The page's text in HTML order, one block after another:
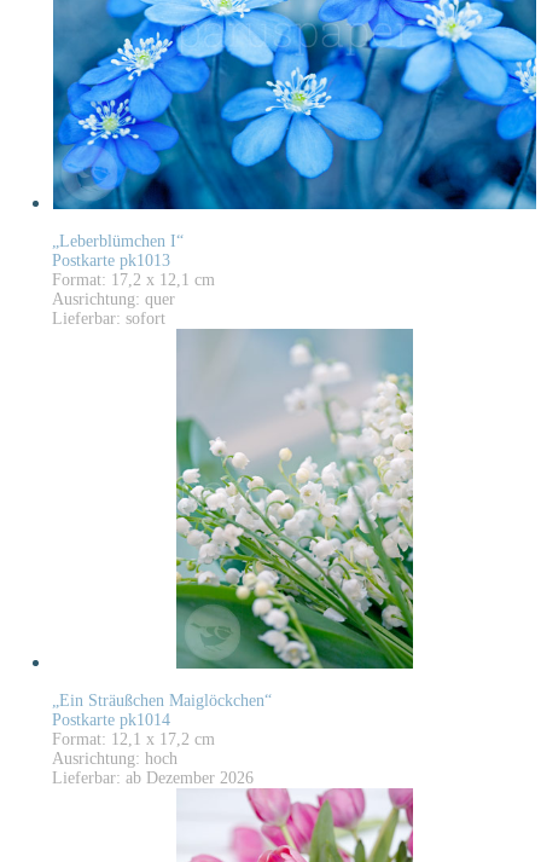
„Leberblümchen I“
Postkarte pk1013
Format: 17,2 x 12,1 cm
Ausrichtung: quer
Lieferbar: sofort
„Ein Sträußchen Maiglöckchen“
Postkarte pk1014
Format: 12,1 x 17,2 cm
Ausrichtung: hoch
Lieferbar: ab Dezember 2026